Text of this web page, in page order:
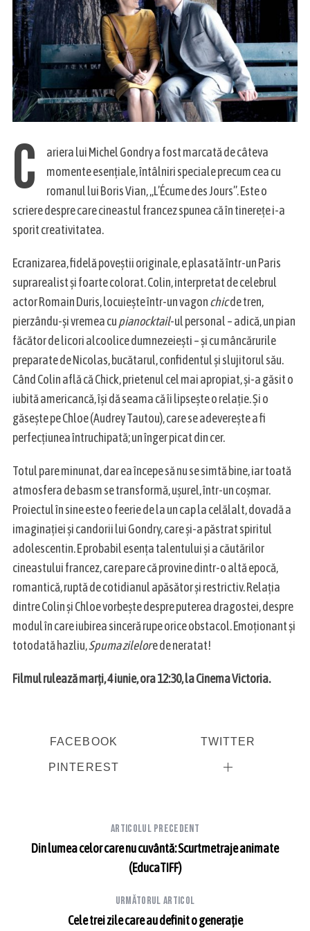
C
ariera lui Michel Gondry a fost marcată de câteva
momente esenţiale, întâlniri speciale precum cea cu
romanul lui Boris Vian, „L’Écume des Jours”. Este o
scriere despre care cineastul francez spunea că în tinereţe i-a
sporit creativitatea.
Ecranizarea, fidelă poveştii originale, e plasată într-un Paris
suprarealist şi foarte colorat. Colin, interpretat de celebrul
actor Romain Duris, locuieşte într-un vagonchicde tren,
pierzându-şi vremea cupianocktail-ul personal – adică, un pian
făcător de licori alcoolice dumnezeieşti – şi cu mâncărurile
preparate de Nicolas, bucătarul, confidentul şi slujitorul său.
Când Colin află că Chick, prietenul cel mai apropiat, şi-a găsit o
iubită americancă, îşi dă seama că îi lipseşte o relaţie. Şi o
găseşte pe Chloe (Audrey Tautou), care se adevereşte a fi
perfecţiunea întruchipată; un înger picat din cer.
Totul pare minunat, dar ea începe să nu se simtă bine, iar toată
atmosfera de basm se transformă, uşurel, într-un coşmar.
Proiectul în sine este o feerie de la un cap la celălalt, dovadă a
imaginaţiei şi candorii lui Gondry, care şi-a păstrat spiritul
adolescentin. E probabil esenţa talentului şi a căutărilor
cineastului francez, care pare că provine dintr-o altă epocă,
romantică, ruptă de cotidianul apăsător și restrictiv. Relaţia
dintre Colin și Chloe vorbeşte despre puterea dragostei, despre
modul în care iubirea sinceră rupe orice obstacol. Emoţionant şi
totodată hazliu,Spuma zilelore de neratat!
Filmul rulează marţi, 4 iunie, ora 12:30, la Cinema Victoria.
FACEBOOK TWITTER
PINTEREST
Articolul precedent
Din lumea celor care nu cuvântă: Scurtmetraje animate
(EducaTIFF)
Următorul articol
Cele trei zile care au definit o generație
S
a
r
c
h
o
r
: